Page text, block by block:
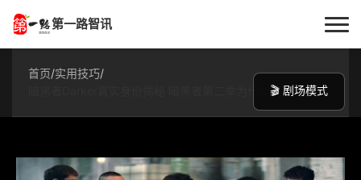
第一路智讯
首页
首页 /实用技巧/
暗黑者Darker真实身份揭秘 暗黑者第二季为什么下架🎬 剧场模式